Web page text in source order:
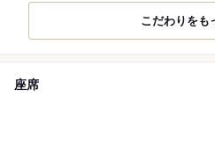
こだわりをも
座席